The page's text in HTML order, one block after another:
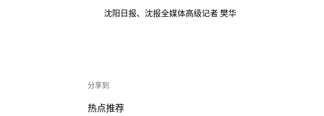
沈阳日报、沈报全媒体高级记者 樊华
分享到:
热点推荐